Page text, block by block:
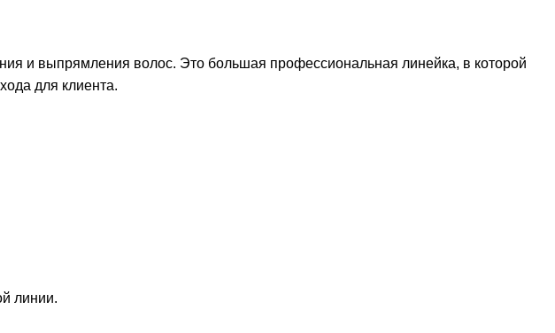
и выпрямления волос. Это большая профессиональная линейка, в которой
для клиента.
линии.